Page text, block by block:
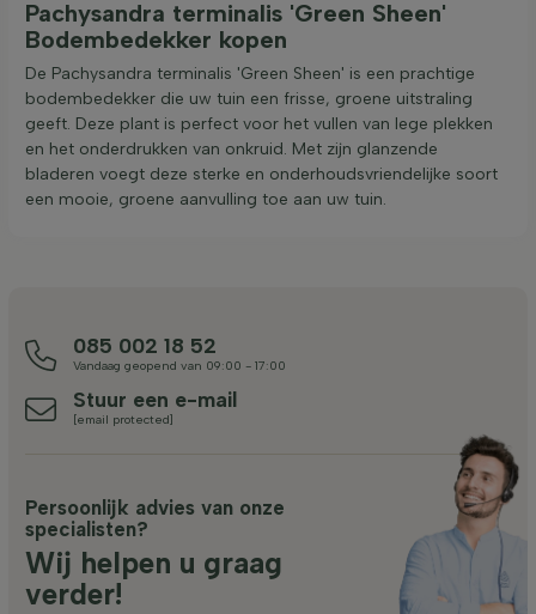
Pachysandra terminalis 'Green Sheen'
Bodembedekker kopen
De Pachysandra terminalis 'Green Sheen' is een prachtige
bodembedekker die uw tuin een frisse, groene uitstraling
geeft. Deze plant is perfect voor het vullen van lege plekken
en het onderdrukken van onkruid. Met zijn glanzende
bladeren voegt deze sterke en onderhoudsvriendelijke soort
een mooie, groene aanvulling toe aan uw tuin.
085 002 18 52
Vandaag geopend van 09:00 - 17:00
Stuur een e-mail
[email protected]
Persoonlijk advies van onze
specialisten?
Wij helpen u graag
verder!